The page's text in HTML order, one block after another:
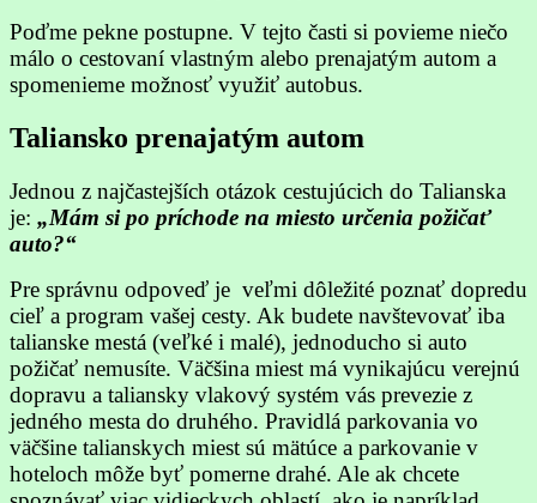
Poďme pekne postupne. V tejto časti si povieme niečo
málo o cestovaní vlastným alebo prenajatým autom a
spomenieme možnosť využiť autobus.
Taliansko prenajatým autom
Jednou z najčastejších otázok cestujúcich do Talianska
je: „Mám si po príchode na miesto určenia požičať
auto?“
Pre správnu odpoveď je veľmi dôležité poznať dopredu
cieľ a program vašej cesty. Ak budete navštevovať iba
talianske mestá (veľké i malé), jednoducho si auto
požičať nemusíte. Väčšina miest má vynikajúcu verejnú
dopravu a taliansky vlakový systém vás prevezie z
jedného mesta do druhého. Pravidlá parkovania vo
väčšine talianskych miest sú mätúce a parkovanie v
hoteloch môže byť pomerne drahé. Ale ak chcete